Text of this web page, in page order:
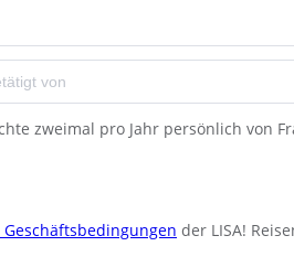
zweimal pro Jahr persönlich von
der LISA!